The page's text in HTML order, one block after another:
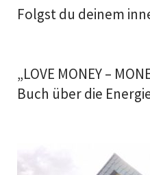
Folgst du deinem
„LOVE MONEY –
Buch über die